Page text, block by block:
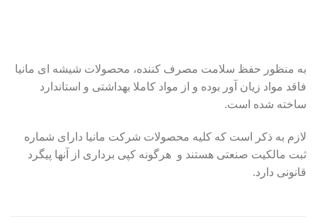
به منظور حفظ سلامت مصرف کننده، محصولات شیشه ای مانیا
فاقد مواد زیان آور بوده و از مواد کاملا بهداشتی و استاندارد
ساخته شده است.
لازم به ذکر است که کلیه محصولات شرکت مانیا دارای شماره
ثبت مالکیت صنعتی هستند و هرگونه کپی برداری از آنها پیگرد
قانونی دارد.